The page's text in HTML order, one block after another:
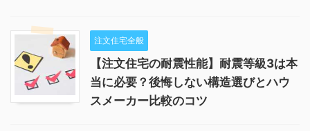
注文住宅全般
【注文住宅の耐震性能】耐震等級3は本
当に必要？後悔しない構造選びとハウ
スメーカー比較のコツ